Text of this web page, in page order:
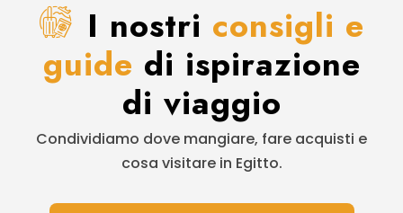
I nostri consigli e
guide di ispirazione
di viaggio
Condividiamo dove mangiare, fare acquisti e
cosa visitare in Egitto.